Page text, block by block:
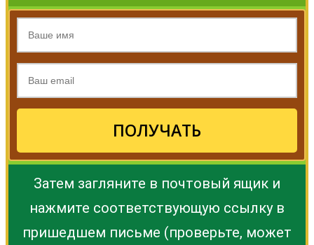
ПОЛУЧАТЬ
Затем загляните в почтовый ящик и
нажмите соответствующую ссылку в
пришедшем письме (проверьте, может